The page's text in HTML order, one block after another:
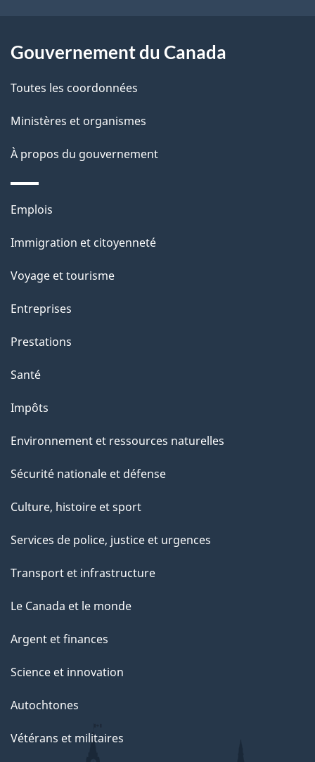
e
p
a
Gouvernement du Canada
Toutes les coordonnées
Ministères et organismes
À propos du gouvernement
Thèmes
sujets
Emplois
Immigration et citoyenneté
Voyage et tourisme
Entreprises
Prestations
Santé
Impôts
Environnement et ressources naturelles
Sécurité nationale et défense
Culture, histoire et sport
Services de police, justice et urgences
Transport et infrastructure
Le Canada et le monde
Argent et finances
Science et innovation
Autochtones
Vétérans et militaires